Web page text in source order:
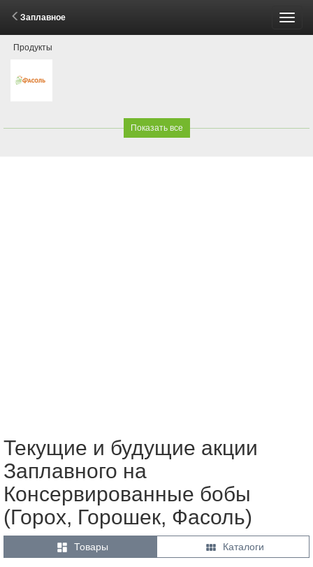
Заплавное
Продукты
Показать все
Текущие и будущие акции
Заплавного на
Консервированные бобы
(Горох, Горошек, Фасоль)
 Товары  Каталоги